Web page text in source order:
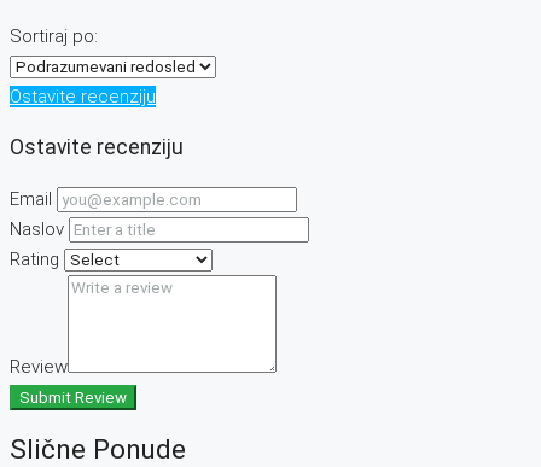
Sortiraj po:
Ostavite recenziju
Ostavite recenziju
Email
Naslov
Rating
Review
Submit Review
Slične Ponude